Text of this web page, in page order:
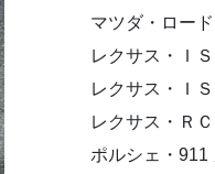
マツダ・ロー
レクサス・Ｉ
レクサス・Ｉ
レクサス・Ｒ
ポルシェ・911